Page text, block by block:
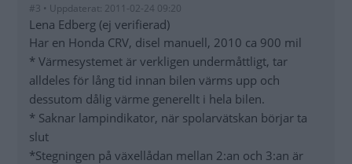
#3 • Uppdaterat: 2011-02-24 09:20
Lena Edberg (ej verifierad)
Har en Honda CRV, disel manuell, 2010 ca 900 mil
* Värmesystemet är verkligen undermåttligt, tar
alldeles för lång tid innan bilen värms upp och
dessutom dålig värme generellt i hela bilen.
* Saknar lampindikator, när spolarvätskan börjar ta
slut
*Stegningen på växellådan mellan 2:an och 3:an är